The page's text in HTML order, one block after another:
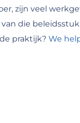
zijn veel
die
praktijk? We